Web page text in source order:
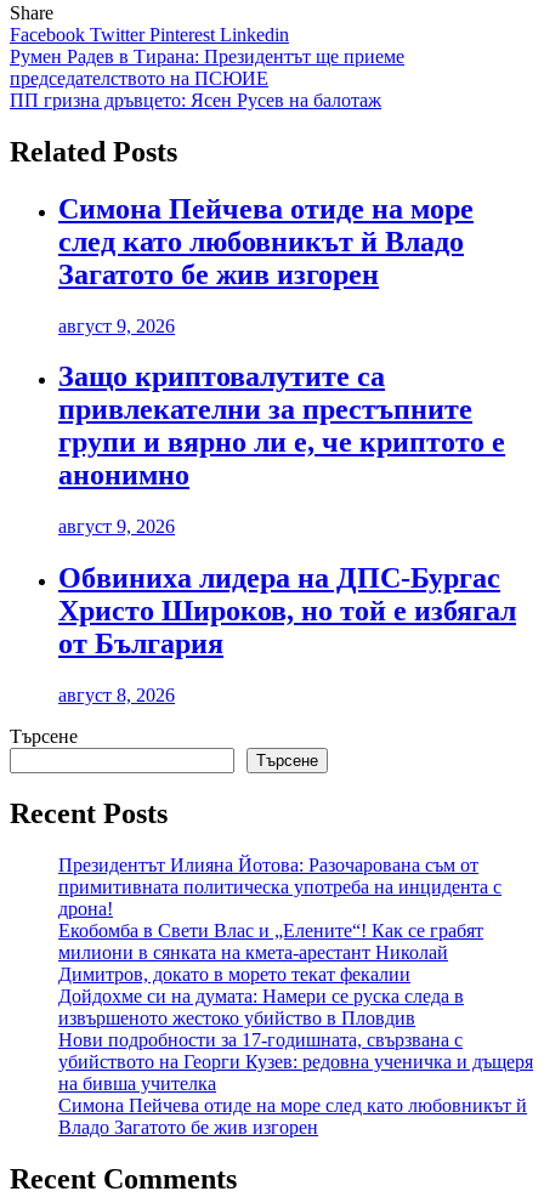
Share
Facebook TwitterPinterest Linkedin
Навигация
Румен Радев в Тирана: Президентът ще приеме
председателството на ПСЮИЕ
ПП гризна дръвцето: Ясен Русев на балотаж
Related Posts
Симона Пейчева отиде на море
след като любовникът й Владо
Загатото бе жив изгорен
август 9, 2026
Защо криптовалутите са
привлекателни за престъпните
групи и вярно ли е, че криптото е
анонимно
август 9, 2026
Обвиниха лидера на ДПС-Бургас
Христо Широков, но той е избягал
от България
август 8, 2026
Търсене
Търсене
Recent Posts
Президентът Илияна Йотова: Разочарована съм от
примитивната политическа употреба на инцидента с
дрона!
Екобомба в Свети Влас и „Елените“! Как се грабят
милиони в сянката на кмета-арестант Николай
Димитров, докато в морето текат фекалии
Дойдохме си на думата: Намери се руска следа в
извършеното жестоко убийство в Пловдив
Нови подробности за 17-годишната, свързвана с
убийството на Георги Кузев: редовна ученичка и дъщеря
на бивша учителка
Симона Пейчева отиде на море след като любовникът й
Владо Загатото бе жив изгорен
Recent Comments